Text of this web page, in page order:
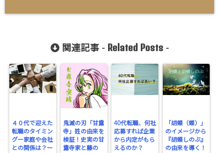
関連記事 - Related Posts-
４０代で迎えた
転職のタイミン
グー家庭や会社
との関係は？ー
鬼滅の刃「甘露
寺」姓の由来を
検証！史実の甘
露寺家と藤の
40代転職、何社
応募すれば企業
から内定がもら
えるのか？
「胡蝶（蝶）」
のイメージから
『胡蝶しのぶ』
の由来を導く！